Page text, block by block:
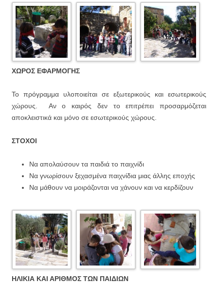
ΧΩΡΟΣ ΕΦΑΡΜΟΓΗΣ
Το πρόγραμμα υλοποιείται σε εξωτερικούς και εσωτερικούς
χώρους. Αν ο καιρός δεν το επιτρέπει προσαρμόζεται
αποκλειστικά και μόνο σε εσωτερικούς χώρους.
ΣΤΟΧΟΙ
Να απολαύσουν τα παιδιά το παιχνίδι
Να γνωρίσουν ξεχασμένα παιχνίδια μιας άλλης εποχής
Να μάθουν να μοιράζονται να χάνουν και να κερδίζουν
ΗΛΙΚΙΑ ΚΑΙ ΑΡΙΘΜΟΣ ΤΩΝ ΠΑΙΔΙΩΝ